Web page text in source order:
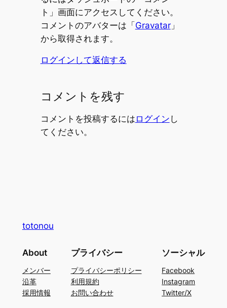
ト」画面にアクセスしてください。
コメントのアバターは「Gravatar」
から取得されます。
ログインして返信する
コメントを残す
コメントを投稿するには ログイン し
てください。
totonou
About
メンバー
沿革
採用情報
プライバシー
プライバシーポリシー
利用規約
お問い合わせ
ソーシャル
Facebook
Instagram
Twitter/X